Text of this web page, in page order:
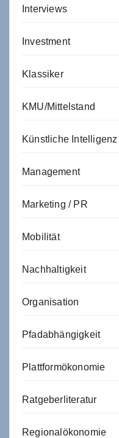
Interviews
Investment
Klassiker
KMU/Mittelstand
Künstliche Intelligenz
Management
Marketing / PR
Mobilität
Nachhaltigkeit
Organisation
Pfadabhängigkeit
Plattformökonomie
Ratgeberliteratur
Regionalökonomie